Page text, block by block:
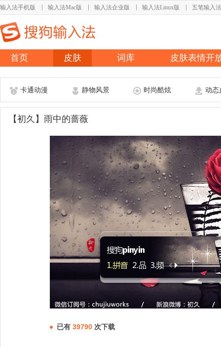
输入法手机版 输入法Mac版 输入法企业版 输入法Linux版 五笔输入法
首页 皮肤 词库 皮肤表情开
卡通动漫 静物风景 时尚酷炫 动态
【初久】雨中的蔷薇
已有 39790 次下载